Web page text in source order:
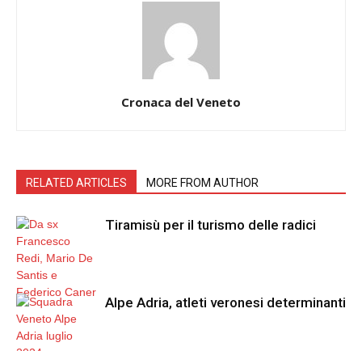
Cronaca del Veneto
RELATED ARTICLES MORE FROM AUTHOR
Tiramisù per il turismo delle radici
Alpe Adria, atleti veronesi determinanti